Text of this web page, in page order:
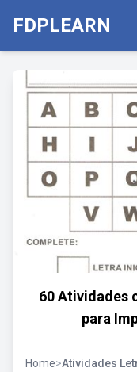
FDPLEARN
60 Atividades
para
Home>Atividades